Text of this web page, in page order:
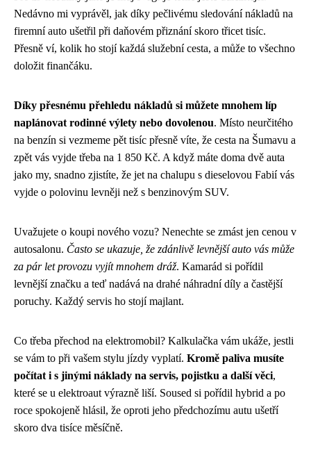
Nedávno mi vyprávěl, jak díky pečlivému sledování nákladů na
firemní auto ušetřil při daňovém přiznání skoro třicet tisíc.
Přesně ví, kolik ho stojí každá služební cesta, a může to všechno
doložit finančáku.
Díky přesnému přehledu nákladů si můžete mnohem líp
naplánovat rodinné výlety nebo dovolenou. Místo neurčitého
na benzín si vezmeme pět tisíc přesně víte, že cesta na Šumavu a
zpět vás vyjde třeba na 1 850 Kč. A když máte doma dvě auta
jako my, snadno zjistíte, že jet na chalupu s dieselovou Fabií vás
vyjde o polovinu levněji než s benzinovým SUV.
Uvažujete o koupi nového vozu? Nenechte se zmást jen cenou v
autosalonu. Často se ukazuje, že zdánlivě levnější auto vás může
za pár let provozu vyjít mnohem dráž. Kamarád si pořídil
levnější značku a teď nadává na drahé náhradní díly a častější
poruchy. Každý servis ho stojí majlant.
Co třeba přechod na elektromobil? Kalkulačka vám ukáže, jestli
se vám to při vašem stylu jízdy vyplatí. Kromě paliva musíte
počítat i s jinými náklady na servis, pojistku a další věci,
které se u elektroaut výrazně liší. Soused si pořídil hybrid a po
roce spokojeně hlásil, že oproti jeho předchozímu autu ušetří
skoro dva tisíce měsíčně.